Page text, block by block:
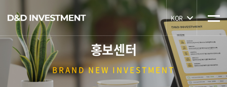
KOR
홍보센터
BRANDNEW INVESTMENT